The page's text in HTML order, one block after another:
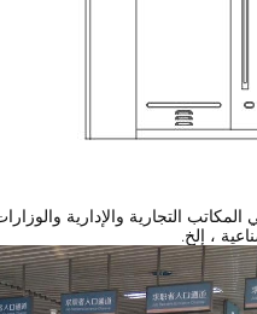
التجارية والإدارية
، إلخ.